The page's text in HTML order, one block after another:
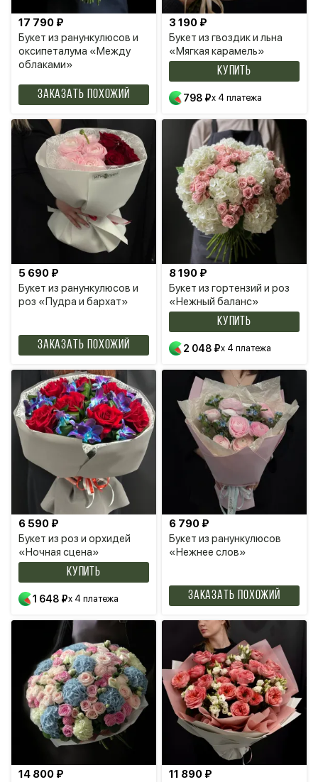
Букет из ранункулюсов и
оксипеталума «Между
облаками»
17 790 ₽
Заказать похожий
Букет из гвоздик и льна
«Мягкая карамель»
3 190 ₽
КУПИТЬ
798 ₽x 4 платежа
Букет из ранункулюсов и
роз «Пудра и бархат»
5 690 ₽
Заказать похожий
Букет из гортензий и роз
«Нежный баланс»
8 190 ₽
КУПИТЬ
2 048 ₽x 4 платежа
Букет из роз и орхидей
«Ночная сцена»
6 590 ₽
КУПИТЬ
1 648 ₽x 4 платежа
Букет из ранункулюсов
«Нежнее слов»
6 790 ₽
Заказать похожий
14 800 ₽ 11 890 ₽